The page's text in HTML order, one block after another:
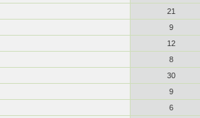
21
9
12
8
30
9
6